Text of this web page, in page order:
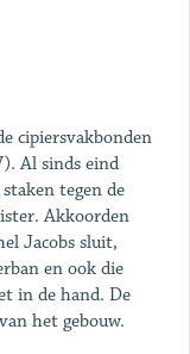
cipiersvakbonden
Al sinds eind
tegen de
Akkoorden
Jacobs sluit,
en ook die
in de hand. De
het gebouw.